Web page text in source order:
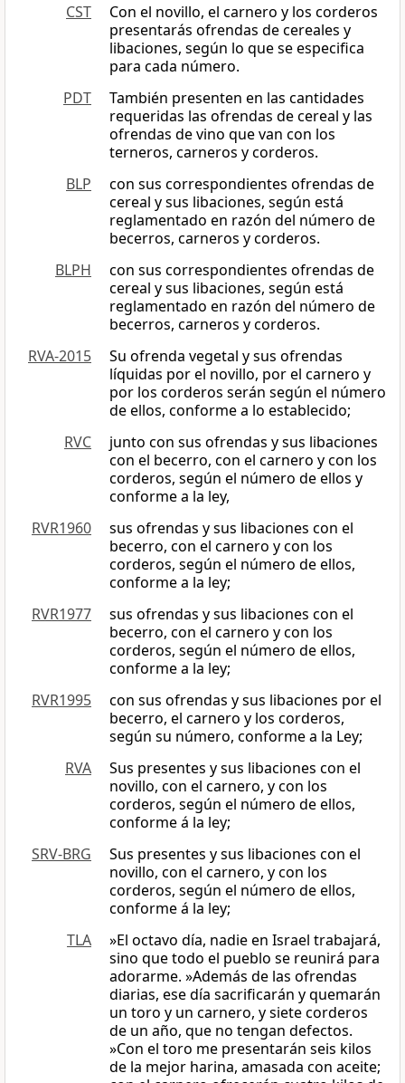
CST
Con el novillo, el carnero y los corderos
presentarás ofrendas de cereales y
libaciones, según lo que se especifica
para cada número.
PDT
También presenten en las cantidades
requeridas las ofrendas de cereal y las
ofrendas de vino que van con los
terneros, carneros y corderos.
BLP
con sus correspondientes ofrendas de
cereal y sus libaciones, según está
reglamentado en razón del número de
becerros, carneros y corderos.
BLPH
con sus correspondientes ofrendas de
cereal y sus libaciones, según está
reglamentado en razón del número de
becerros, carneros y corderos.
RVA-2015
Su ofrenda vegetal y sus ofrendas
líquidas por el novillo, por el carnero y
por los corderos serán según el número
de ellos, conforme a lo establecido;
RVC
junto con sus ofrendas y sus libaciones
con el becerro, con el carnero y con los
corderos, según el número de ellos y
conforme a la ley,
RVR1960
sus ofrendas y sus libaciones con el
becerro, con el carnero y con los
corderos, según el número de ellos,
conforme a la ley;
RVR1977
sus ofrendas y sus libaciones con el
becerro, con el carnero y con los
corderos, según el número de ellos,
conforme a la ley;
RVR1995
con sus ofrendas y sus libaciones por el
becerro, el carnero y los corderos,
según su número, conforme a la Ley;
RVA
Sus presentes y sus libaciones con el
novillo, con el carnero, y con los
corderos, según el número de ellos,
conforme á la ley;
SRV-BRG
Sus presentes y sus libaciones con el
novillo, con el carnero, y con los
corderos, según el número de ellos,
conforme á la ley;
TLA
»El octavo día, nadie en Israel trabajará,
sino que todo el pueblo se reunirá para
adorarme. »Además de las ofrendas
diarias, ese día sacrificarán y quemarán
un toro y un carnero, y siete corderos
de un año, que no tengan defectos.
»Con el toro me presentarán seis kilos
de la mejor harina, amasada con aceite;